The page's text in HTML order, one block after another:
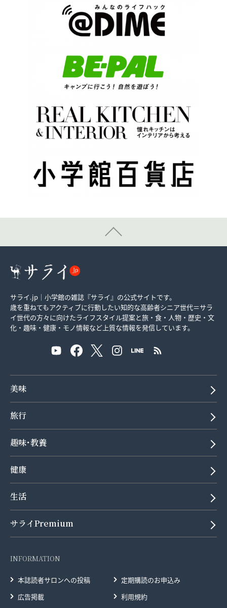
サライ.jp｜小学館の雑誌『サライ』の公式サイトです。
歳を重ねてもアクティブに行動したい知的な高齢者シニア世代＝サラ
イ世代の方々に向けたライフスタイル提案と旅・食・人物・歴史・文
化・趣味・健康・モノ情報など上質な情報を発信しています。
美味
旅行
趣味･教養
健康
生活
サライPremium
INFORMATION
本誌読者サロンへの投稿
定期購読のお申込み
広告掲載
利用規約